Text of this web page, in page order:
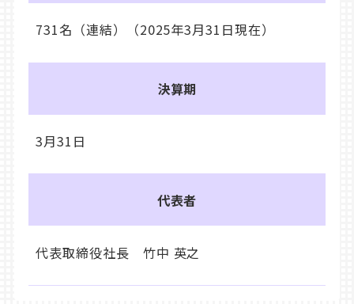
731名（連結）（2025年3月31日現在）
決算期
3月31日
代表者
代表取締役社長 竹中 英之